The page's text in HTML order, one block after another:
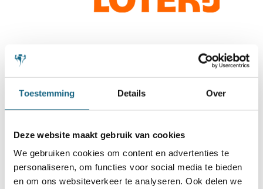
Toestemming Details Over
Deze website maakt gebruik van cookies
We gebruiken cookies om content en advertenties te
personaliseren, om functies voor social media te bieden
en om ons websiteverkeer te analyseren. Ook delen we